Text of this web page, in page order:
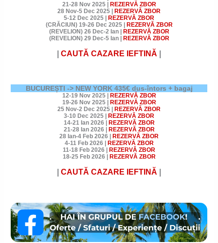
21-28 Nov 2025 | REZERVĂ ZBOR
28 Nov-5 Dec 2025 | REZERVĂ ZBOR
5-12 Dec 2025 | REZERVĂ ZBOR
(CRĂCIUN) 19-26 Dec 2025 | REZERVĂ ZBOR
(REVELION) 26 Dec-2 Ian | REZERVĂ ZBOR
(REVELION) 29 Dec-5 Ian | REZERVĂ ZBOR
CAUTĂ CAZARE IEFTINĂ
BUCUREȘTI -> NEW YORK 435€ dus-întors + bagaj
12-19 Nov 2025 | REZERVĂ ZBOR
19-26 Nov 2025 | REZERVĂ ZBOR
25 Nov-2 Dec 2025 | REZERVĂ ZBOR
3-10 Dec 2025 | REZERVĂ ZBOR
14-21 Ian 2026 | REZERVĂ ZBOR
21-28 Ian 2026 | REZERVĂ ZBOR
28 Ian-4 Feb 2026 | REZERVĂ ZBOR
4-11 Feb 2026 | REZERVĂ ZBOR
11-18 Feb 2026 | REZERVĂ ZBOR
18-25 Feb 2026 | REZERVĂ ZBOR
CAUTĂ CAZARE IEFTINĂ